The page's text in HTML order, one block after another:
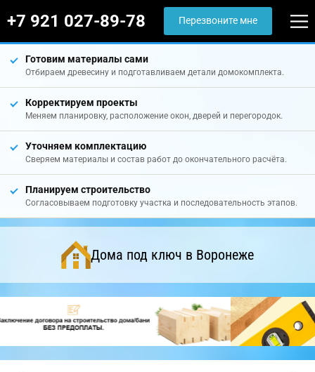
+7 921 027-89-78 Перезвоните мне
Готовим материалы сами
Отбираем древесину и подготавливаем детали домокомплекта.
Корректируем проекты
Меняем планировку, расположение окон, дверей и перегородок.
Уточняем комплектацию
Сверяем материалы и состав работ до окончательного расчёта.
Планируем строительство
Согласовываем подготовку участка и последовательность этапов.
Дома под ключ в Воронеже